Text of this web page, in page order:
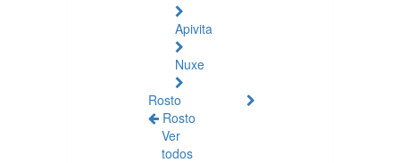
Apivita
Nuxe
Rosto
Rosto
Ver
todos